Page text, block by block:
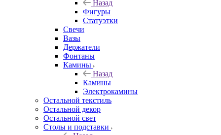
Назад
Фигуры
Статуэтки
Свечи
Вазы
Держатели
Фонтаны
Камины
Назад
Камины
Электрокамины
Остальной текстиль
Остальной декор
Остальной свет
Столы и подставки